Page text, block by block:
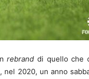
rebrand di quello che
2020, un anno